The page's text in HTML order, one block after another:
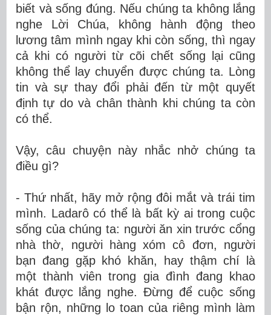
biết và sống đúng. Nếu chúng ta không lắng
nghe Lời Chúa, không hành động theo
lương tâm mình ngay khi còn sống, thì ngay
cả khi có người từ cõi chết sống lại cũng
không thể lay chuyển được chúng ta. Lòng
tin và sự thay đổi phải đến từ một quyết
định tự do và chân thành khi chúng ta còn
có thể.
Vậy, câu chuyện này nhắc nhở chúng ta
điều gì?
- Thứ nhất, hãy mở rộng đôi mắt và trái tim
mình. Ladarô có thể là bất kỳ ai trong cuộc
sống của chúng ta: người ăn xin trước cổng
nhà thờ, người hàng xóm cô đơn, người
bạn đang gặp khó khăn, hay thậm chí là
một thành viên trong gia đình đang khao
khát được lắng nghe. Đừng để cuộc sống
bận rộn, những lo toan của riêng mình làm